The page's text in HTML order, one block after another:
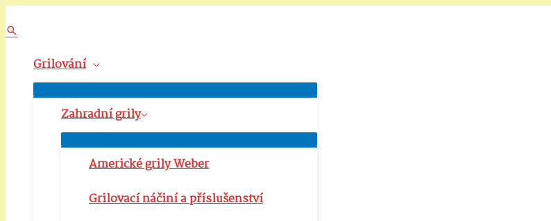
na
Hledat
Grilování
Přepínač
Zahradní grily
Přepínač
menu
Americké grily Weber
Grilovací náčiní a příslušenství